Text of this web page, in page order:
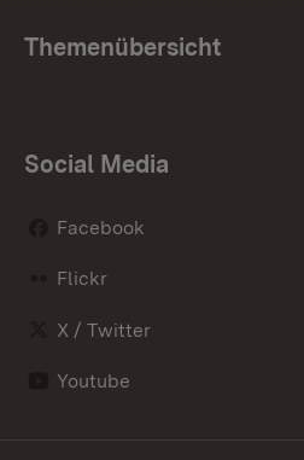
Themenübersicht
Social Media
Facebook
Flickr
X / Twitter
Youtube